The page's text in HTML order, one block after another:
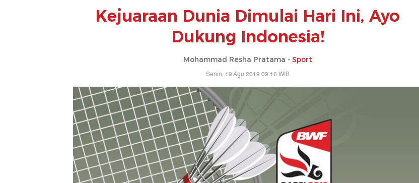
Kejuaraan Dunia Dimulai Hari Ini, Ayo
Dukung Indonesia!
Mohammad Resha Pratama - Sport
Senin, 19 Agu 2019 09:16 WIB